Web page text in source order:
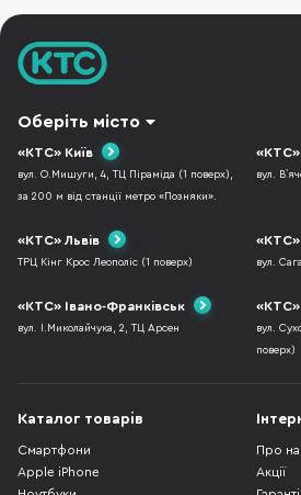
Оберіть місто
«КТС» Київ
вул. О.Мишуги, 4, ТЦ Піраміда (1 поверх),
за 200 м від станції метро «Позняки».
«КТС»
вул.
«КТС» Львів
ТРЦ Кінг Крос Леополіс (1 поверх)
«КТС»
вул.
«КТС» Івано-Франківськ
вул. І.Миколайчука, 2, ТЦ Арсен
«КТС»
вул.
поверх)
Каталог товарів
Смартфони
Apple iPhone
Про
Акції